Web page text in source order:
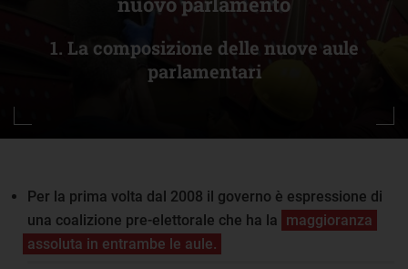
1. La composizione delle nuove aule
parlamentari
Per la prima volta dal 2008 il governo è espressione di
una coalizione pre-elettorale che ha la maggioranza
assoluta in entrambe le aule.